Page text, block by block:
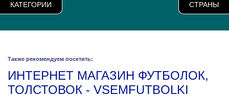
КАТЕГОРИИ СТРАНЫ
Также рекомендуем посетить:
ИНТЕРНЕТ МАГАЗИН ФУТБОЛОК,
ТОЛСТОВОК - VSEMFUTBOLKI